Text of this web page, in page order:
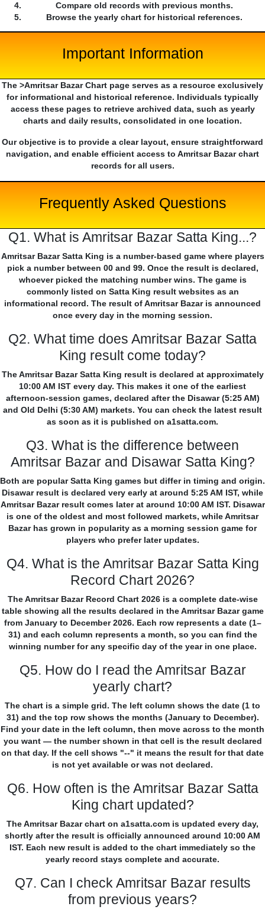
Compare old records with previous months.
Browse the yearly chart for historical references.
Important Information
The >Amritsar Bazar Chart page serves as a resource exclusively
for informational and historical reference. Individuals typically
access these pages to retrieve archived data, such as yearly
charts and daily results, consolidated in one location.
Our objective is to provide a clear layout, ensure straightforward
navigation, and enable efficient access to Amritsar Bazar chart
records for all users.
Frequently Asked Questions
Q1. What is Amritsar Bazar Satta King...?
Amritsar Bazar Satta King is a number-based game where players
pick a number between 00 and 99. Once the result is declared,
whoever picked the matching number wins. The game is
commonly listed on Satta King result websites as an
informational record. The result of Amritsar Bazar is announced
once every day in the morning session.
Q2. What time does Amritsar Bazar Satta
King result come today?
The Amritsar Bazar Satta King result is declared at approximately
10:00 AM IST every day. This makes it one of the earliest
afternoon-session games, declared after the Disawar (5:25 AM)
and Old Delhi (5:30 AM) markets. You can check the latest result
as soon as it is published on a1satta.com.
Q3. What is the difference between
Amritsar Bazar and Disawar Satta King?
Both are popular Satta King games but differ in timing and origin.
Disawar result is declared very early at around 5:25 AM IST, while
Amritsar Bazar result comes later at around 10:00 AM IST. Disawar
is one of the oldest and most followed markets, while Amritsar
Bazar has grown in popularity as a morning session game for
players who prefer later updates.
Q4. What is the Amritsar Bazar Satta King
Record Chart 2026?
The Amritsar Bazar Record Chart 2026 is a complete date-wise
table showing all the results declared in the Amritsar Bazar game
from January to December 2026. Each row represents a date (1–
31) and each column represents a month, so you can find the
winning number for any specific day of the year in one place.
Q5. How do I read the Amritsar Bazar
yearly chart?
The chart is a simple grid. The left column shows the date (1 to
31) and the top row shows the months (January to December).
Find your date in the left column, then move across to the month
you want — the number shown in that cell is the result declared
on that day. If the cell shows "--" it means the result for that date
is not yet available or was not declared.
Q6. How often is the Amritsar Bazar Satta
King chart updated?
The Amritsar Bazar chart on a1satta.com is updated every day,
shortly after the result is officially announced around 10:00 AM
IST. Each new result is added to the chart immediately so the
yearly record stays complete and accurate.
Q7. Can I check Amritsar Bazar results
from previous years?